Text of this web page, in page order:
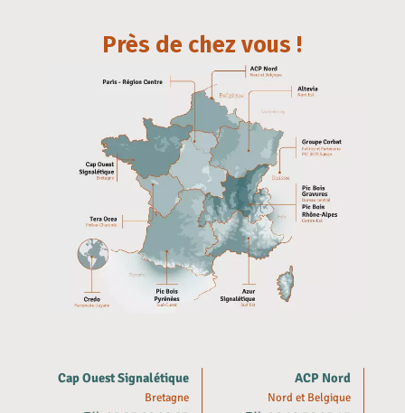
Près de chez vous !
Cap Ouest Signalétique
Bretagne
ACP Nord
Nord et Belgique